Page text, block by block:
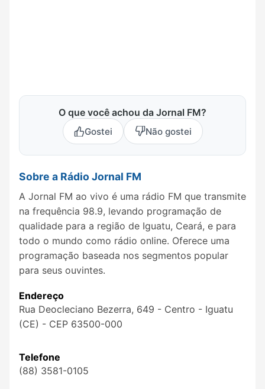
O que você achou da Jornal FM?
Gostei Não gostei
Sobre a Rádio Jornal FM
A Jornal FM ao vivo é uma rádio FM que transmite
na frequência 98.9, levando programação de
qualidade para a região de Iguatu, Ceará, e para
todo o mundo como rádio online. Oferece uma
programação baseada nos segmentos popular
para seus ouvintes.
Endereço
Rua Deocleciano Bezerra, 649 - Centro - Iguatu
(CE) - CEP 63500-000
Telefone
(88) 3581-0105